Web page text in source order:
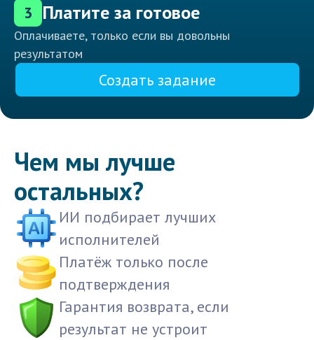
3 Платите за готовое
Оплачиваете, только если вы довольны
результатом
Создать задание
Чем мы лучше
остальных?
ИИ подбирает лучших
исполнителей
Платёж только после
подтверждения
Гарантия возврата, если
результат не устроит